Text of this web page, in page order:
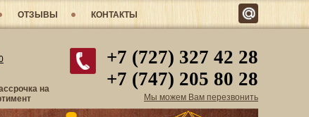
ОТЗЫВЫ КОНТАКТЫ
+7 (727) 327 42 28
+7 (747) 205 80 28
Мы можем Вам перезвонить
на